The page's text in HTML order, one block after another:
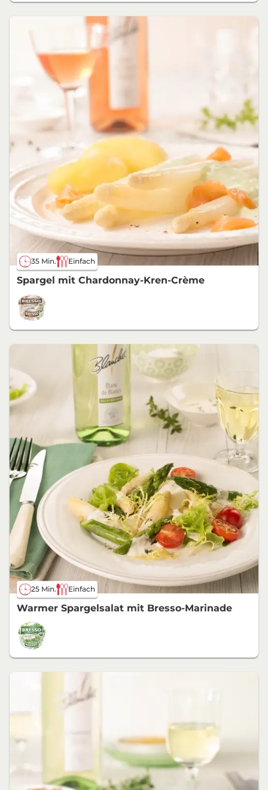
35 Min. Einfach
Spargel mit Chardonnay-Kren-Crème
25 Min. Einfach
Warmer Spargelsalat mit Bresso-Marinade